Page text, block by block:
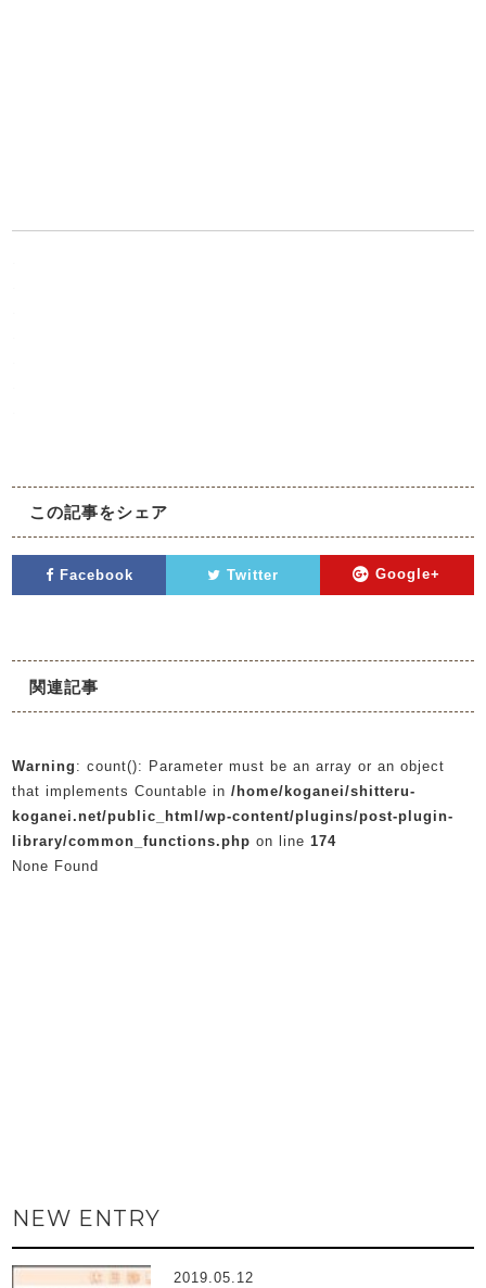
この記事をシェア
Facebook Twitter Google+
関連記事
Warning : count(): Parameter must be an array or an object
that implements Countable in/home/koganei/shitteru-
koganei.net/public_html/wp-content/plugins/post-plugin-
library/common_functions.php on line174
None Found
NEW ENTRY
2019.05.12